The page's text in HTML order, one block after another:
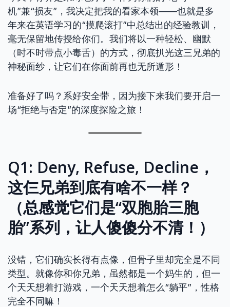
机”兼“损友”，我决定把我的看家本领——也就是多
年来在英语学习的“摸爬滚打”中总结出的经验教训，
毫无保留地传授给你们。我们将以一种轻松、幽默
（时不时带点小毒舌）的方式，彻底扒光这三兄弟的
神秘面纱，让它们在你面前再也无所遁形！
准备好了吗？系好安全带，因为接下来我们要开启一
场“拒绝与否定”的深度探险之旅！
Q1: Deny, Refuse, Decline，
这仨兄弟到底有啥不一样？
（总感觉它们是“双胞胎三胞
胎”系列，让人傻傻分不清！）
没错，它们确实长得有点像，但骨子里却完全是不同
类型。就像你和你兄弟，虽然都是一个妈生的，但一
个天天想着打游戏，一个天天想着怎么“躺平”，性格
完全不同嘛！